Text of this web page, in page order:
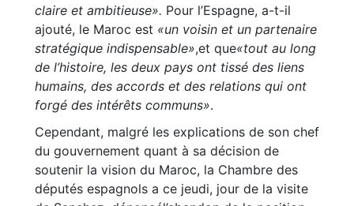
claire et ambitieuse». Pour l’Espagne, a-t-il
ajouté, le Maroc est «un voisin et un partenaire
stratégique indispensable»,et que«tout au long
de l’histoire, les deux pays ont tissé des liens
humains, des accords et des relations qui ont
forgé des intérêts communs».
Cependant, malgré les explications de son chef
du gouvernement quant à sa décision de
soutenir la vision du Maroc, la Chambre des
députés espagnols a ce jeudi, jour de la visite